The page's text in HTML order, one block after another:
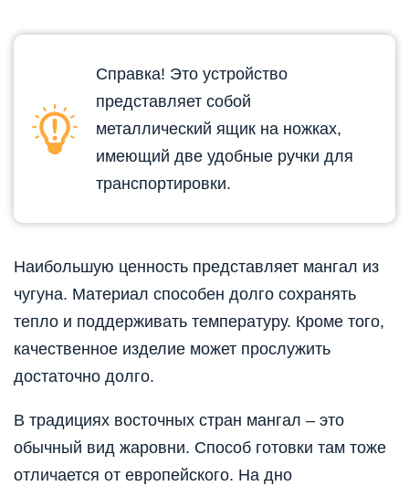
Справка! Это устройство
представляет собой
металлический ящик на ножках,
имеющий две удобные ручки для
транспортировки.
Наибольшую ценность представляет мангал из
чугуна. Материал способен долго сохранять
тепло и поддерживать температуру. Кроме того,
качественное изделие может прослужить
достаточно долго.
В традициях восточных стран мангал – это
обычный вид жаровни. Способ готовки там тоже
отличается от европейского. На дно